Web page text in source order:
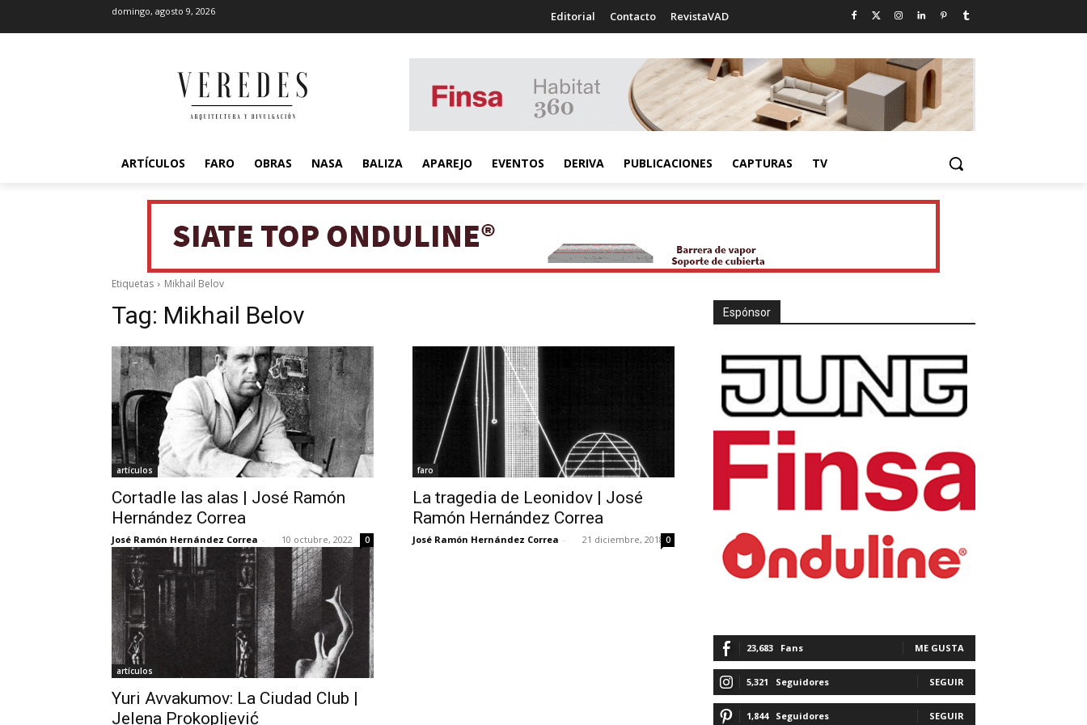
domingo, agosto 9, 2026 Editorial Contacto RevistaVAD
ARTÍCULOS FARO OBRAS NASA BALIZA APAREJO EVENTOS DERIVA PUBLICACIONES CAPTURAS TV
Etiquetas Mikhail Belov
Tag: Mikhail Belov
artículos
Cortadle las alas | José Ramón
Hernández Correa
José Ramón Hernández Correa - 10 octubre, 2022 0
faro
La tragedia de Leonidov | José
Ramón Hernández Correa
José Ramón Hernández Correa - 21 diciembre, 2018 0
artículos
Yuri Avvakumov: La Ciudad Club |
Jelena Prokopljević
Espónsor
23,683 Fans ME GUSTA
5,321 Seguidores SEGUIR
1,844 Seguidores SEGUIR